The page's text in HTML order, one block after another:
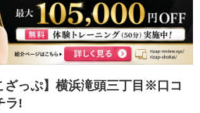
っぷ】横浜滝頭三丁目※口コ
ラ!